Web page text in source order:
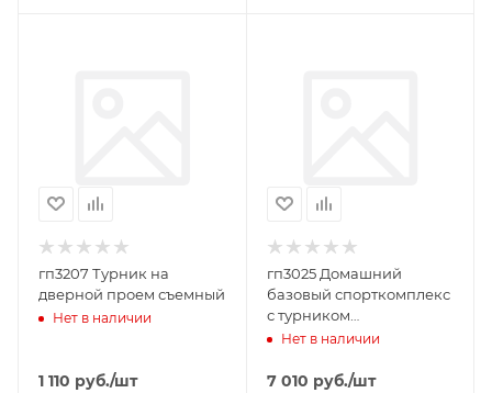
гп3207 Турник на
дверной проем съемный
Нет в наличии
1 110 руб./шт
гп3025 Домашний
базовый спорткомплекс
с турником
трехцветный, выс. 2,35 -
Нет в наличии
7 010 руб./шт